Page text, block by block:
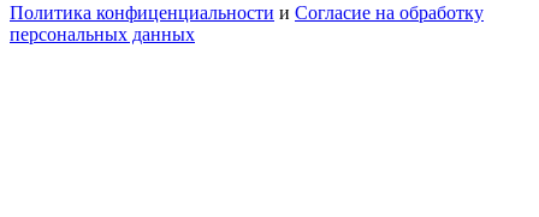
Политика конфиценциальности и Согласие на обработку
персональных данных